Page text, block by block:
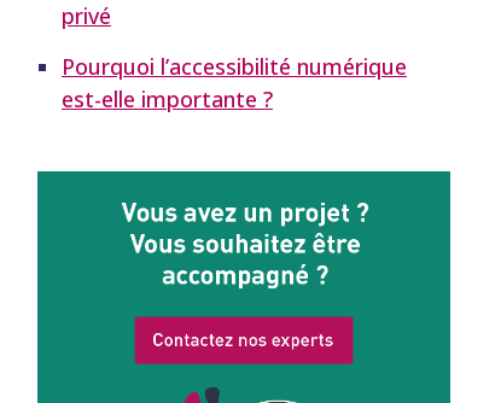
privé
Pourquoi l’accessibilité numérique
est-elle importante ?